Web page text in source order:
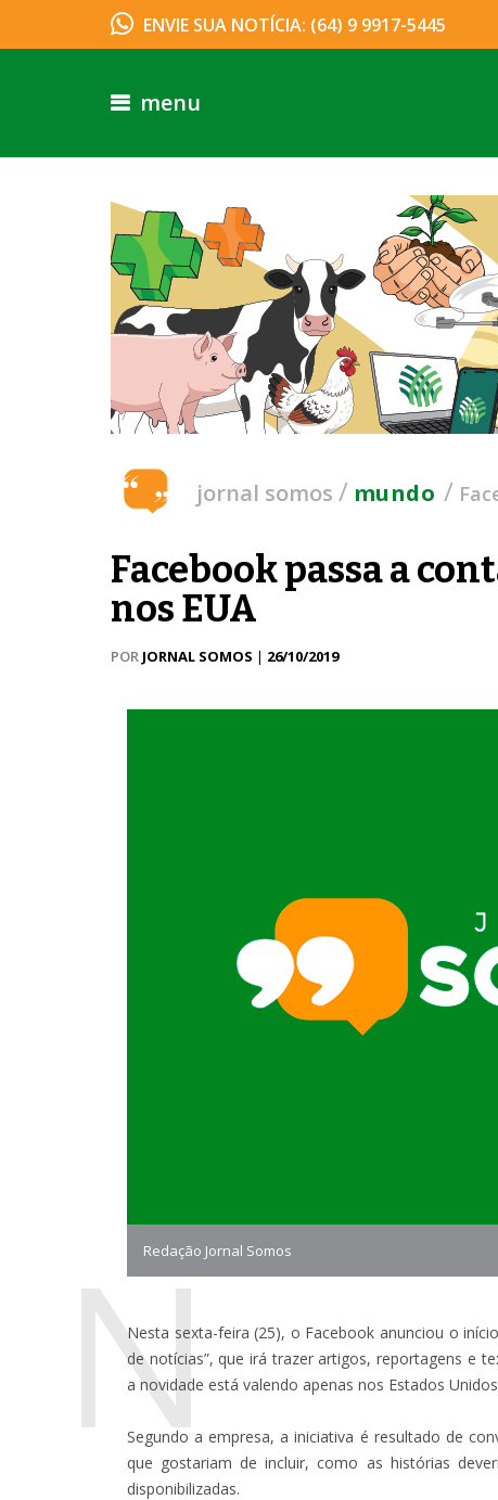
ENVIE SUA NOTÍCIA: (64) 9 9917-5445
menu
jornal somos / mundo /
Facebook passa a
nos EUA
POR JORNAL SOMOS | 26/10/2019
Redação Jornal Somos
N
Nesta sexta-feira (25), o Facebook anunciou o
de notícias”, que irá trazer artigos, reportagens e
a novidade está valendo apenas nos Estados
Segundo a empresa, a iniciativa é resultado de
que gostariam de incluir, como as histórias
disponibilizadas.